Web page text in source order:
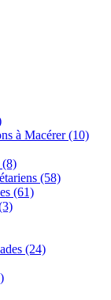
à Macérer (10)
(8)
(58)
(61)
(24)